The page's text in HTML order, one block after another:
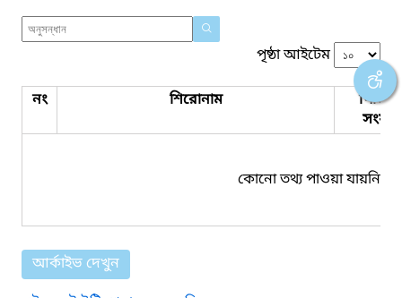
পৃষ্ঠা আইটেম
নং শিরোনাম
কোনো তথ্য পাওয়া যায়নি।
আর্কাইভ দেখুন